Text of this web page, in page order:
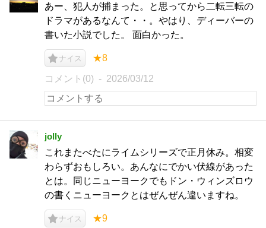
あー、犯人が捕まった。と思ってから二転三転の
ドラマがあるなんて・・。やはり、ディーバーの
書いた小説でした。 面白かった。
ナイス ★8
コメント(0) 2026/03/12
jolly
これまたべたにライムシリーズで正月休み。相変
わらずおもしろい。あんなにでかい伏線があった
とは。同じニューヨークでもドン・ウィンズロウ
の書くニューヨークとはぜんぜん違いますね。
ナイス ★9